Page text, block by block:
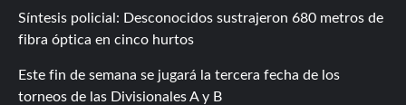
Síntesis policial: Desconocidos sustrajeron 680 metros de
fibra óptica en cinco hurtos
Este fin de semana se jugará la tercera fecha de los
torneos de las Divisionales A y B